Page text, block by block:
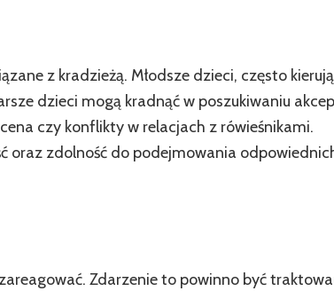
z kradzieżą. Młodsze dzieci, często
dzieci mogą kradnąć w poszukiwaniu
czy konflikty w relacjach z rówieśnikami.
oraz zdolność do podejmowania
Zdarzenie to powinno być